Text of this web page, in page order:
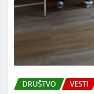
DRUŠTVO VESTI